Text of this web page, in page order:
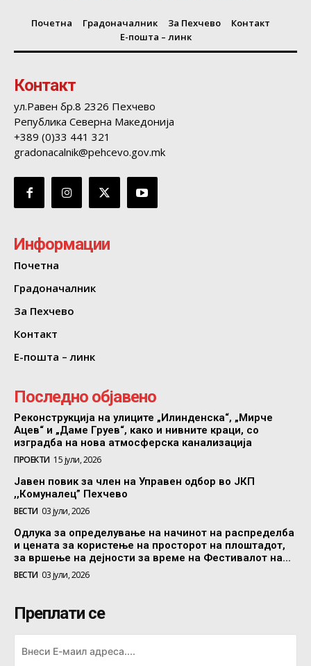
Почетна Градоначалник За Пехчево
Контакт
Е-пошта – линк
Контакт
ул.Равен бр.8 2326 Пехчево
Република Северна Македонија
+389 (0)33 441 321
gradonacalnik@pehcevo.gov.mk
Информации
Почетна
Градоначалник
За Пехчево
Контакт
Е-пошта – линк
Последно објавено
Реконструкција на улиците „Илинденска“, „Мирче
Ацев“ и „Даме Груев“, како и нивните краци, со
изградба на нова атмосферска канализација
ПРОЕКТИ 15 јули, 2026
Јавен повик за член на Управен одбор во ЈКП
,,Комуналец” Пехчево
ВЕСТИ 03 јули, 2026
Одлука за определување на начинот на распределба
и цената за користење на просторот на плоштадот,
за вршење на дејности за време на Фестивалот на...
ВЕСТИ 03 јули, 2026
Преплати се